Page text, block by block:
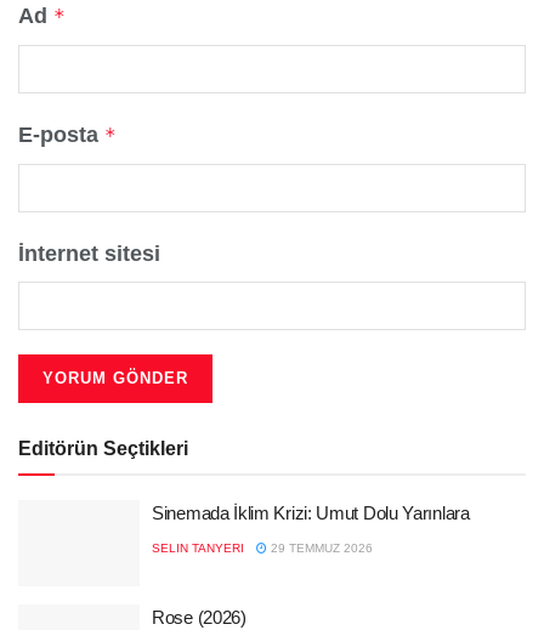
Ad *
E-posta *
İnternet sitesi
Editörün Seçtikleri
Sinemada İklim Krizi: Umut Dolu Yarınlara
SELIN TANYERI 29 TEMMUZ 2026
Rose (2026)